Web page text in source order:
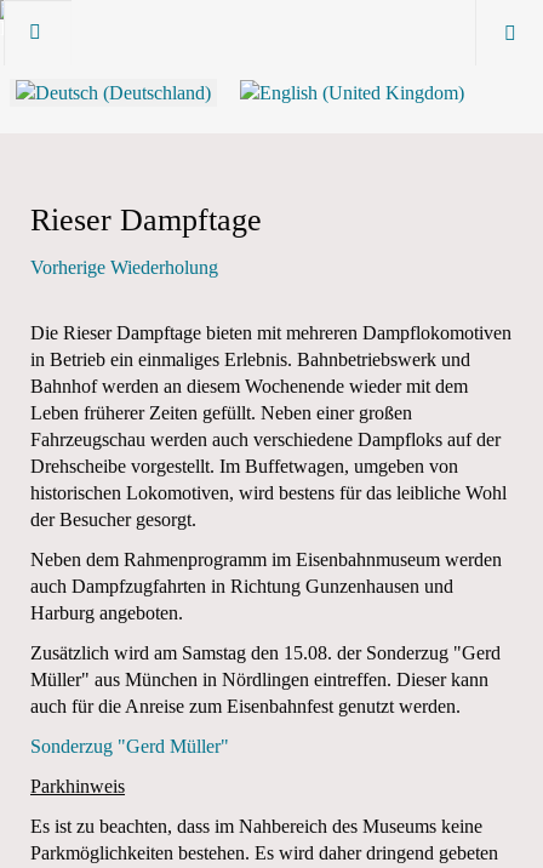
Rieser Dampftage
Vorherige Wiederholung
Die Rieser Dampftage bieten mit mehreren Dampflokomotiven
in Betrieb ein einmaliges Erlebnis. Bahnbetriebswerk und
Bahnhof werden an diesem Wochenende wieder mit dem
Leben früherer Zeiten gefüllt. Neben einer großen
Fahrzeugschau werden auch verschiedene Dampfloks auf der
Drehscheibe vorgestellt. Im Buffetwagen, umgeben von
historischen Lokomotiven, wird bestens für das leibliche Wohl
der Besucher gesorgt.
Neben dem Rahmenprogramm im Eisenbahnmuseum werden
auch Dampfzugfahrten in Richtung Gunzenhausen und
Harburg angeboten.
Zusätzlich wird am Samstag den 15.08. der Sonderzug "Gerd
Müller" aus München in Nördlingen eintreffen. Dieser kann
auch für die Anreise zum Eisenbahnfest genutzt werden.
Sonderzug "Gerd Müller"
Parkhinweis
Es ist zu beachten, dass im Nahbereich des Museums keine
Parkmöglichkeiten bestehen. Es wird daher dringend gebeten